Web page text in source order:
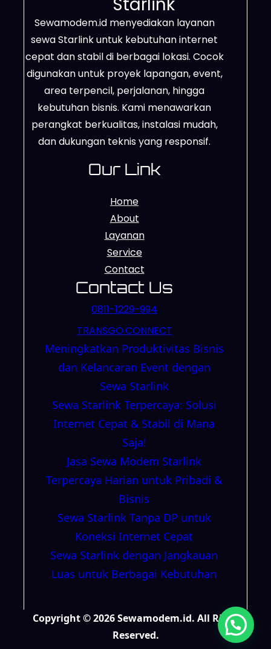
mampu menjangkau area
terpencil, lokasi dengan sinyal
lemah, serta wilayah yang belum
terhubung jaringan fiber optik.
Berkat teknologi…
Sewamodem.id menyediakan layanan
sewa Starlink untuk kebutuhan internet
cepat dan stabil di berbagai lokasi. Cocok
digunakan untuk proyek lapangan, event,
area terpencil, perjalanan, hingga
kebutuhan bisnis. Kami menawarkan
perangkat berkualitas, instalasi mudah,
dan dukungan teknis yang responsif.
Our Link
Home
About
Layanan
Service
Contact
Contact Us
0811-1229-994
TRANSGO.CONNECT
Meningkatkan Produktivitas Bisnis
dan Kelancaran Event dengan
Sewa Starlink
Sewa Starlink Terpercaya: Solusi
Internet Cepat & Stabil di Mana
Saja!
Jasa Sewa Modem Starlink
Terpercaya Harian untuk Pribadi &
Bisnis
Sewa Starlink Tanpa DP untuk
Koneksi Internet Cepat
Sewa Starlink dengan Jangkauan
Luas untuk Berbagai Kebutuhan
Copyright © 2026 Sewamodem.id. All Right
Reserved.